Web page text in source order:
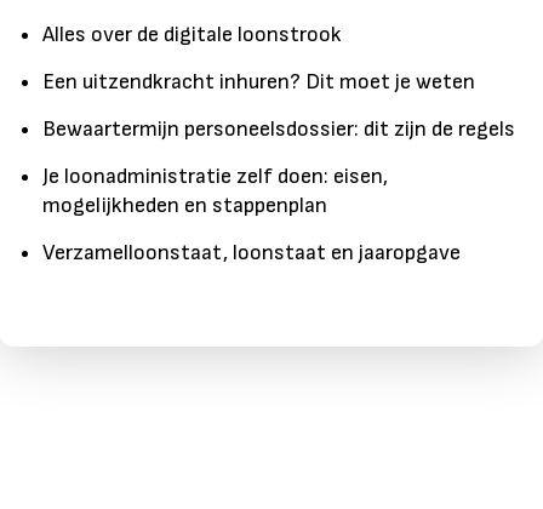
Alles over de digitale loonstrook
Een uitzendkracht inhuren? Dit moet je weten
Bewaartermijn personeelsdossier: dit zijn de regels
Je loonadministratie zelf doen: eisen,
mogelijkheden en stappenplan
Verzamelloonstaat, loonstaat en jaaropgave